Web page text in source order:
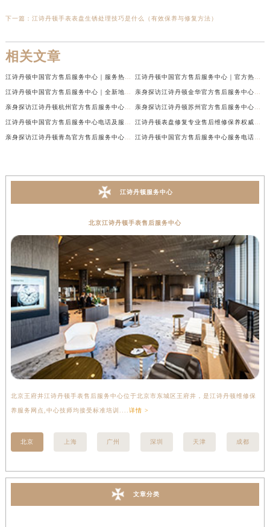
下一篇： 江诗丹顿手表表盘生锈处理技巧是什么（有效保养与修复方法）
相关文章
江诗丹顿中国官方售后服务中心｜服务热线及全部维修地址权威信息通告（2026年7月最新） 江诗丹顿中国官方售后服务中心｜官方热线与门店地址权威信息声明（2026年7月最新）
江诗丹顿中国官方售后服务中心｜全新地址及售后电话权威信息通告（2026年7月最新） 亲身探访江诗丹顿金华官方售后服务中心｜全新地址电话（2026年7月最新）
亲身探访江诗丹顿杭州官方售后服务中心｜全部网点地址电话（2026年7月最新） 亲身探访江诗丹顿苏州官方售后服务中心｜完整地址与联系电话（2026年7月最新）
江诗丹顿中国官方售后服务中心电话及服务网点地址实地考察报告_多信源验证（2026年7月最新） 江诗丹顿表盘修复专业售后维修保养权威公示（2026年7月最新）
亲身探访江诗丹顿青岛官方售后服务中心｜全新服务热线及门店地址（2026年7月最新） 江诗丹顿中国官方售后服务中心服务电话及详细地址实地考察报告_多信源验证（2026年7月最新）
江诗丹顿服务中心
北京江诗丹顿手表售后服务中心
北京王府井江诗丹顿手表售后服务中心位于北京市东城区王府井，是江诗丹顿维修保
养服务网点,中心技师均接受标准培训.... 详情 >
北京 上海 广州 深圳 天津 成都
文章分类